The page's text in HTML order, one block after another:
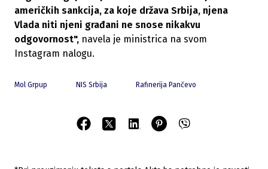
američkih sankcija, za koje država Srbija, njena
Vlada niti njeni građani ne snose nikakvu
odgovornost", navela je ministrica na svom
Instagram nalogu.
Mol Grpup NIS Srbija Rafinerija Pančevo